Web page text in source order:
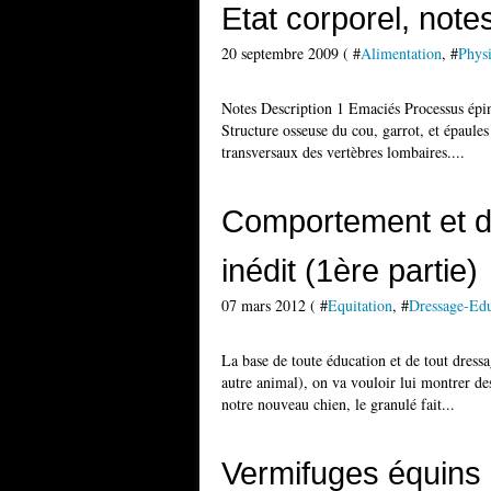
Etat corporel,
20 septembre 2009 ( #Alimentation, #
Notes Description 1 Emaciés Processus
Structure osseuse du cou, garrot, et
transversaux des vertèbres lombaires....
Comportement et
inédit (1ère partie)
07 mars 2012 ( #Equitation, #Dressage-
La base de toute éducation et de tout
autre animal), on va vouloir lui montrer
notre nouveau chien, le granulé fait...
Vermifuges